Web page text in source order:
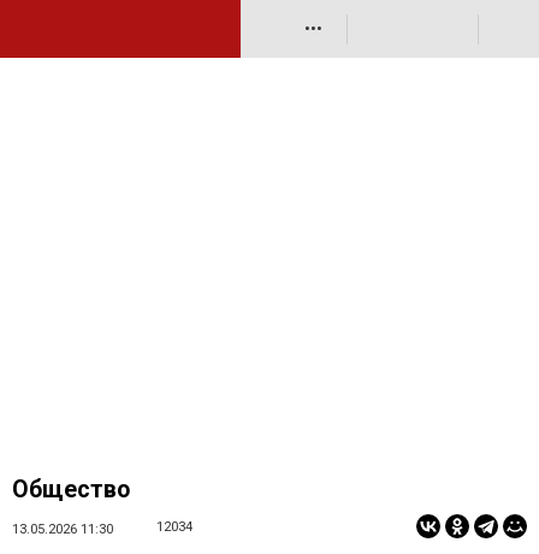
•••
Общество
13.05.2026 11:30 12034